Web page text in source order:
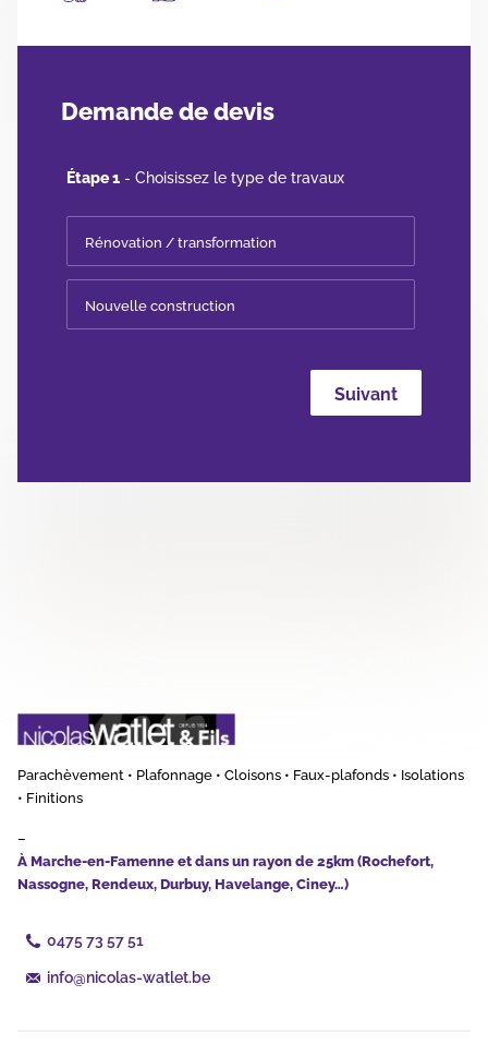
Demande de devis
Étape 1 - Choisissez le type de travaux
Rénovation / transformation
Nouvelle construction
Parachèvement • Plafonnage • Cloisons • Faux-plafonds • Isolations
• Finitions
–
À Marche-en-Famenne et dans un rayon de 25km (Rochefort,
Nassogne, Rendeux, Durbuy, Havelange, Ciney…)
0475 73 57 51
info@nicolas-watlet.be